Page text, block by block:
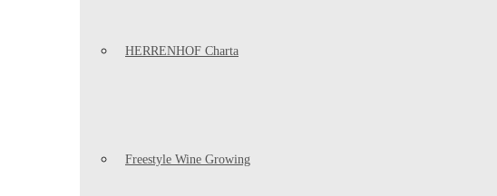
HERRENHOF Charta
Freestyle Wine Growing